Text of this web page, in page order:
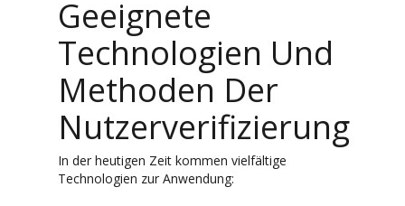
Geeignete
Technologien Und
Methoden Der
Nutzerverifizierung
In der heutigen Zeit kommen vielfältige
Technologien zur Anwendung: